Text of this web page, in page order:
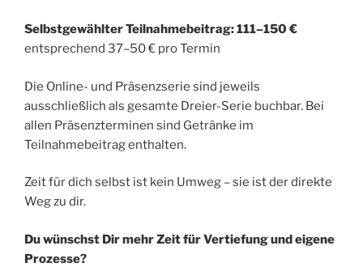
Selbstgewählter Teilnahmebeitrag: 111–150 €
entsprechend 37–50 € pro Termin
Die Online- und Präsenzserie sind jeweils
ausschließlich als gesamte Dreier-Serie buchbar. Bei
allen Präsenzterminen sind Getränke im
Teilnahmebeitrag enthalten.
Zeit für dich selbst ist kein Umweg – sie ist der direkte
Weg zu dir.
Du wünschst Dir mehr Zeit für Vertiefung und eigene
Prozesse?